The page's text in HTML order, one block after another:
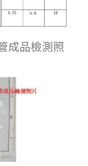
成品檢測照